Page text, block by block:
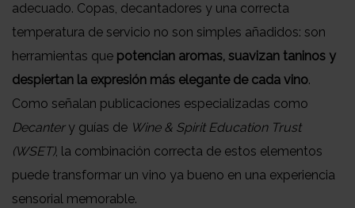
adecuado. Copas, decantadores y una correcta
temperatura de servicio no son simples añadidos: son
herramientas que potencian aromas, suavizan taninos y
despiertan la expresión más elegante de cada vino.
Como señalan publicaciones especializadas como
Decantery guías de Wine & Spirit Education Trust
(WSET), la combinación correcta de estos elementos
puede transformar un vino ya bueno en una experiencia
sensorial memorable.